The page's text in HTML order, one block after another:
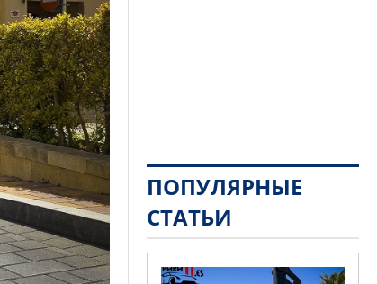
ПОПУЛЯРНЫЕ
СТАТЬИ